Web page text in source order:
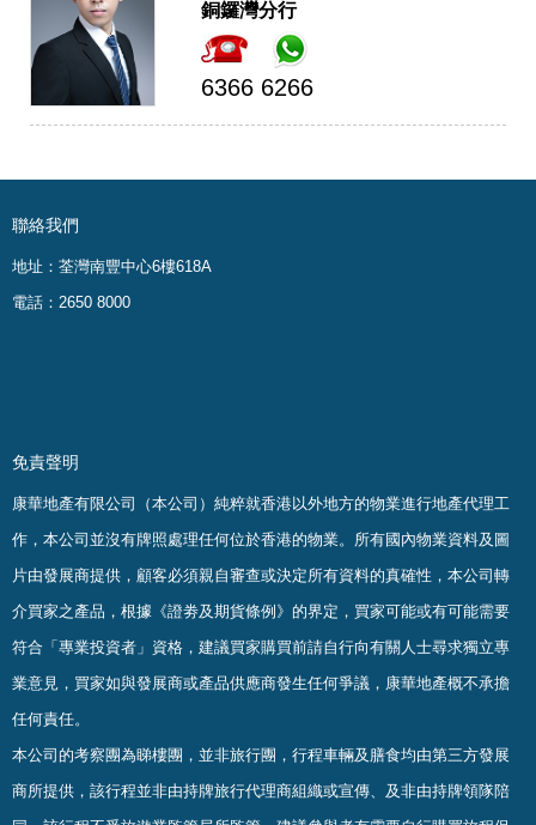
銅鑼灣分行
6366 6266
聯絡我們
地址：荃灣南豐中心6樓618A
電話：2650 8000
免責聲明
康華地產有限公司（本公司）純粹就香港以外地方的物業進行地產代理工
作，本公司並沒有牌照處理任何位於香港的物業。 所有國內物業資料及圖
片由發展商提供，顧客必須親自審查或決定所有資料的真確性 ， 本公司轉
介買家之產品，根據《證劵及期貨條例》的界定，買家可能或有可能需要
符合「專業投資者」資格，建議買家購買前請自行向有關人士尋求獨立專
業意見，買家如與發展商或產品供應商發生任何爭議，康華地產概不承擔
任何責任。
本公司的考察團為睇樓團，並非旅行團，行程車輛及膳食均由第三方發展
商所提供，該行程並非由持牌旅行代理商組織或宣傳、及非由持牌領隊陪